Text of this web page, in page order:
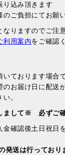
り込み頂きます
のご負担にてお願
りますのでご注
利用案内をご確認
いております場合
のお届け日に配送
。
まして※ 必ずご確
金確認後土日祝日
発送は行っており